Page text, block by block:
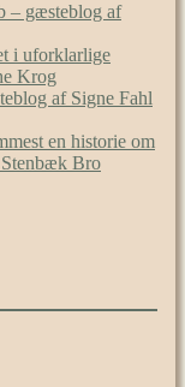
– gæsteblog af
i uforklarlige
Krog
af Signe Fahl
en historie om
Stenbæk Bro